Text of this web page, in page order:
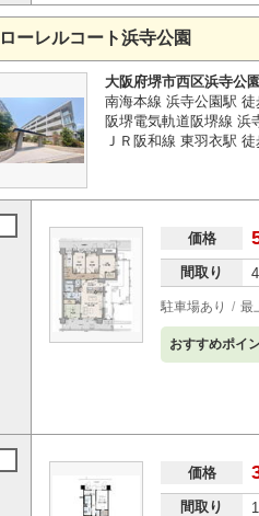
ローレルコート浜寺公園
大阪府堺市西区浜寺公
南海本線 浜寺公園駅 徒
阪堺電気軌道阪堺線 浜
ＪＲ阪和線 東羽衣駅 徒
価格
間取り
駐車場あり 最
おすすめポイ
価格
間取り